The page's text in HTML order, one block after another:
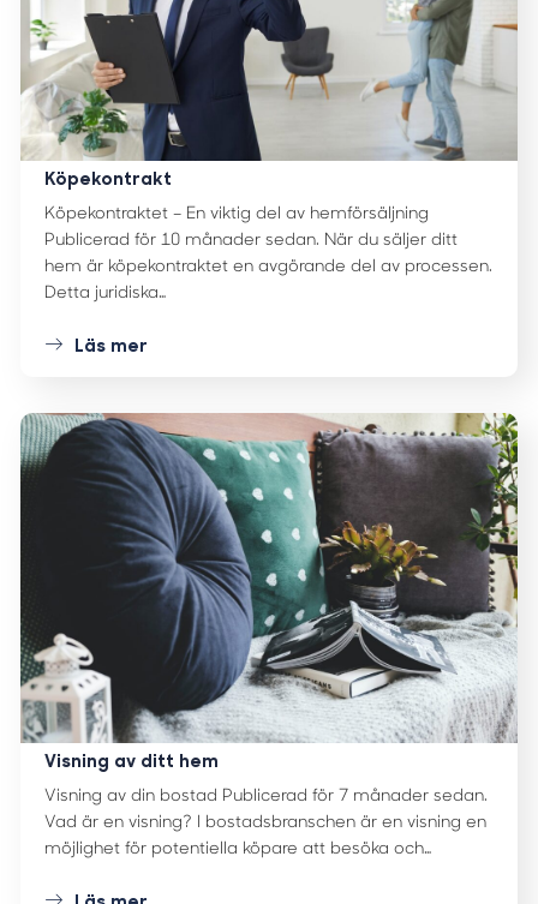
Köpekontrakt
Köpekontraktet – En viktig del av hemförsäljning
Publicerad för 10 månader sedan. När du säljer ditt
hem är köpekontraktet en avgörande del av processen.
Detta juridiska…
Läs mer
Visning av ditt hem
Visning av din bostad Publicerad för 7 månader sedan.
Vad är en visning? I bostadsbranschen är en visning en
möjlighet för potentiella köpare att besöka och…